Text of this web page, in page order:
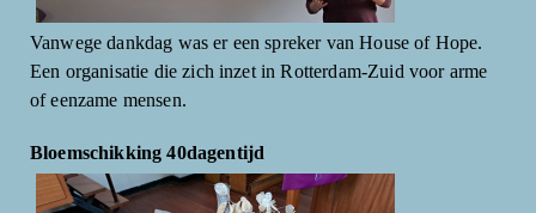
Vanwege dankdag was er een spreker van House of Hope.
Een organisatie die zich inzet in Rotterdam-Zuid voor arme
of eenzame mensen.
Bloemschikking 40dagentijd